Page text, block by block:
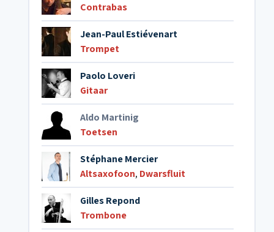
Contrabas
Jean-Paul Estiévenart
Trompet
Paolo Loveri
Gitaar
Aldo Martinig
Toetsen
Stéphane Mercier
Altsaxofoon, Dwarsfluit
Gilles Repond
Trombone